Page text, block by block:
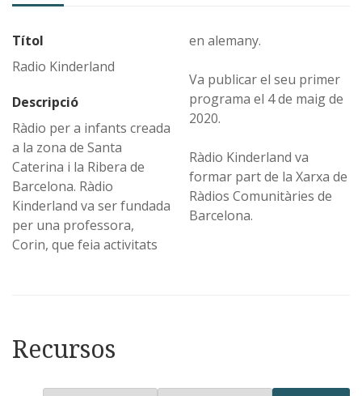
Títol
Radio Kinderland
Descripció
Ràdio per a infants creada
a la zona de Santa
Caterina i la Ribera de
Barcelona. Ràdio
Kinderland va ser fundada
per una professora,
Corin, que feia activitats
en alemany.
Va publicar el seu primer
programa el 4 de maig de
2020.
Ràdio Kinderland va
formar part de la Xarxa de
Ràdios Comunitàries de
Barcelona.
Recursos